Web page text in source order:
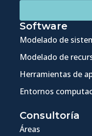
Software
Modelado de
Modelado de
Herramientas de
Entornos
Consultoría
Áreas